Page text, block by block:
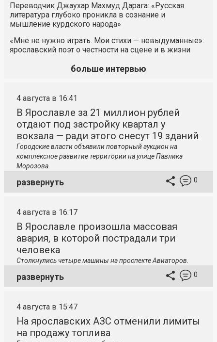
Переводчик Джаухар Махмуд Дарага: «Русская
литература глубоко проникла в сознание и
мышление курдского народа»
«Мне не нужно играть. Мои стихи — невыдуманные»:
ярославский поэт о честности на сцене и в жизни
больше интервью
4 августа в 16:41
В Ярославле за 21 миллион рублей
отдают под застройку квартал у
вокзала — ради этого снесут 19 зданий
Городские власти объявили повторный аукцион на
комплексное развитие территории на улице Павлика
Морозова.
развернуть 0
4 августа в 16:17
В Ярославле произошла массовая
авария, в которой пострадали три
человека
Столкнулись четыре машины на проспекте Авиаторов.
развернуть 0
4 августа в 15:47
На ярославских АЗС отменили лимиты
на продажу топлива